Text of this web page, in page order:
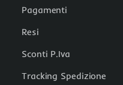
Pagamenti
Resi
Sconti P.Iva
Tracking Spedizione